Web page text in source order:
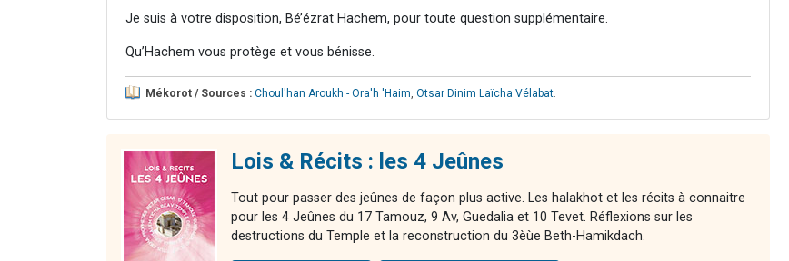
Je suis à votre disposition, Bé’ézrat Hachem, pour toute question supplémentaire.
Qu’Hachem vous protège et vous bénisse.
Mékorot / Sources : Choul'han Aroukh - Ora'h 'Haim Otsar Dinim Laïcha Vélabat
Lois & Récits : les 4 Jeûnes
Tout pour passer des jeûnes de façon plus active. Les halakhot et les récits à connaitre
pour les 4 Jeûnes du 17 Tamouz, 9 Av, Guedalia et 10 Tevet. Réflexions sur les
destructions du Temple et la reconstruction du 3èùe Beth-Hamikdach.